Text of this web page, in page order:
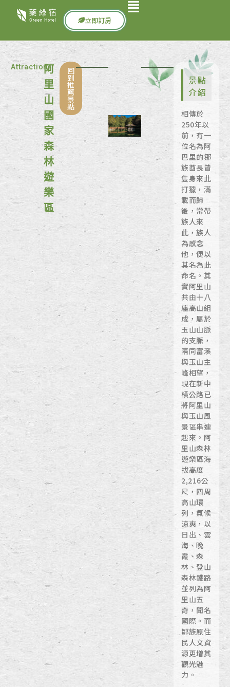
立即訂房
Attractions
阿
里
山
國
家
森
林
遊
樂
區
回
到
推
薦
景
點
景點
介紹
相傳於
250年以
前，有一
位名為阿
巴里的鄒
族酋長曾
隻身來此
打獵，滿
載而歸
後，常帶
族人來
此，族人
為感念
他，便以
其名為此
命名。其
實阿里山
共由十八
座高山組
成，屬於
玉山山脈
的支脈，
隔同富溪
與玉山主
峰相望，
現在新中
橫公路已
將阿里山
與玉山風
景區串連
起來。阿
里山森林
遊樂區海
拔高度
2,216公
尺，四周
高山環
列，氣候
涼爽，以
日出、雲
海、晚
霞、森
林、登山
森林鐵路
並列為阿
里山五
奇，聞名
國際。而
鄒族原住
民人文資
源更增其
觀光魅
力。